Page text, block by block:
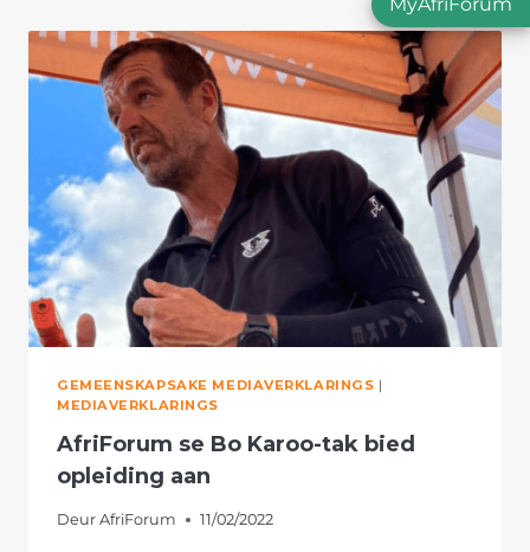
IN
DIE
BO-
KAROO
GEMEENSKAPSAKE MEDIAVERKLARINGS |
MEDIAVERKLARINGS
AfriForum se Bo Karoo-tak bied
opleiding aan
Deur AfriForum 11/02/2022
MyAfriForum